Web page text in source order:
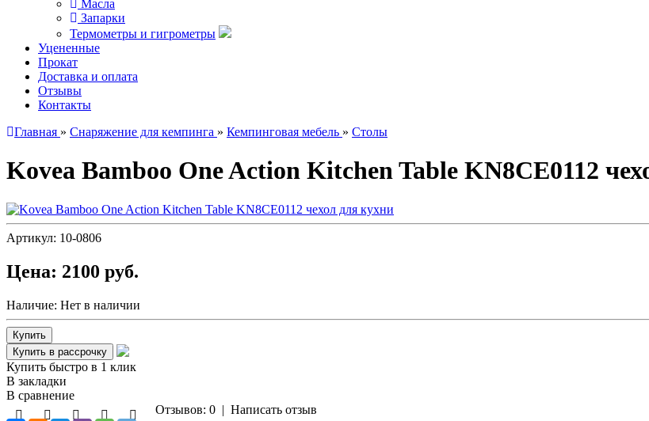
Масла
Запарки
Термометры и гигрометры
Уцененные
Прокат
Доставка и оплата
Отзывы
Контакты
Главная » Снаряжение для кемпинга » Кемпинговая мебель » Столы
Kovea Bamboo One Action Kitchen Table KN8CE0112
Артикул: 10-0806
Цена: 2100 руб.
Наличие: Нет в наличии
Купить быстро в 1 клик
В закладки
В сравнение
Отзывов: 0 | Написать отзыв